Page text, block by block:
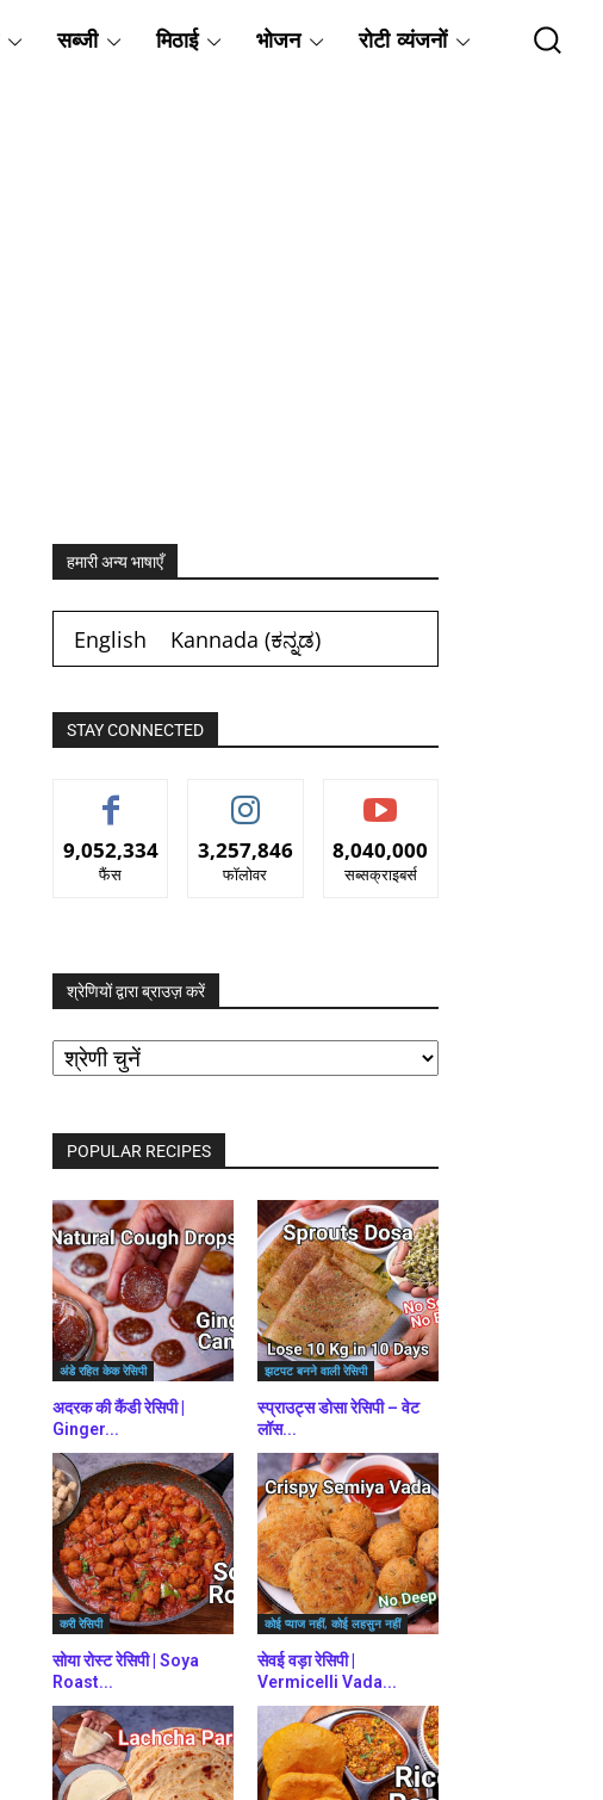
सब्जी मिठाई भोजन रोटी व्यंजनों
हमारी अन्य भाषाएँ
English Kannada (ಕನ್ನಡ)
STAY CONNECTED
9,052,334
फैंस
3,257,846
फॉलोवर
8,040,000
सब्सक्राइबर्स
श्रेणियों द्वारा ब्राउज़ करें
श्रेणियों
द्वारा
ब्राउज़
POPULAR RECIPES
अंडे रहित केक रेसिपी
अदरक की कैंडी रेसिपी |
Ginger...
झटपट बनने वाली रेसिपी
स्प्राउट्स डोसा रेसिपी – वेट
लॉस...
करी रेसिपी
सोया रोस्ट रेसिपी | Soya
Roast...
कोई प्याज नहीं, कोई लहसुन नहीं
सेवई वड़ा रेसिपी |
Vermicelli Vada...